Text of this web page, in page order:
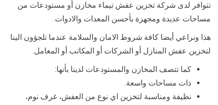
تتوافر لدى شركة تخزين عفش تيماء مخازن أو مستودعات من
مساحات عديدة ومجهزة بأحسن المعدات والادوات.
هذا ونراعي أيضا كافة شروط الامان والسلامة عندما تلجؤون الينا
لتخزين عفش المنازل أو الشركات أو المكاتب أو المعامل.
كما تتصف المخازن والمستودعات لدينا بأنها:
ذات مساحات واسعة.
نظيفة ومناسبة لتخزين اي نوع من العفش، غرف نوم،